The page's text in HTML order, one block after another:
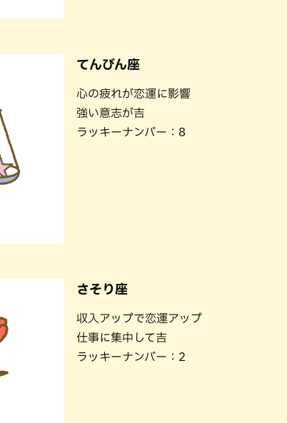
てんびん座
心の疲れが恋運に影響
強い意志が吉
ラッキーナンバー：8
さそり座
収入アップで恋運アップ
仕事に集中して吉
ラッキーナンバー：2